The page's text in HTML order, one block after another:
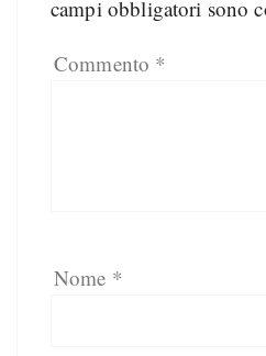
campi obbligatori sono
Commento *
Nome *